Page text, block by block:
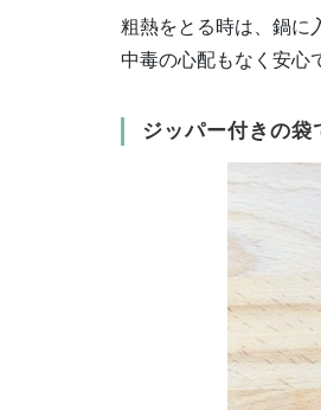
粗熱をとる時は、鍋に
中毒の心配もなく安心
ジッパー付きの袋